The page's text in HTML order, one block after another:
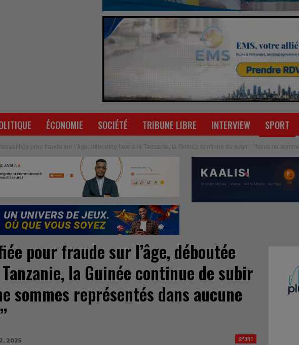
ÉCONOMIE SOCIÉTÉ TRIBUNE LIBRE INTERVIEW SPORT
pour fraude sur l’âge, déboutée face à la Tanzanie, la Guinée continue de subir : ‘’Nous ne
pour fraude sur l’âge, déboutée
la Guinée continue de subir
sommes représentés dans aucune
SPORT
2025